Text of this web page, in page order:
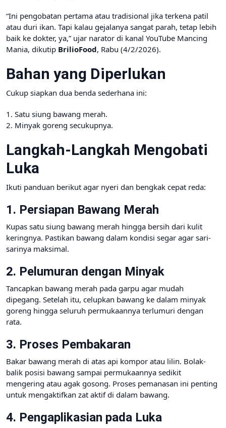
“Ini pengobatan pertama atau tradisional jika terkena patil
atau duri ikan. Tapi kalau gejalanya sangat parah, tetap lebih
baik ke dokter, ya,” ujar narator di kanal YouTube Mancing
Mania, dikutip BrilioFood, Rabu (4/2/2026).
Bahan yang Diperlukan
Cukup siapkan dua benda sederhana ini:
1. Satu siung bawang merah.
2. Minyak goreng secukupnya.
Langkah-Langkah Mengobati
Luka
Ikuti panduan berikut agar nyeri dan bengkak cepat reda:
1. Persiapan Bawang Merah
Kupas satu siung bawang merah hingga bersih dari kulit
keringnya. Pastikan bawang dalam kondisi segar agar sari-
sarinya maksimal.
2. Pelumuran dengan Minyak
Tancapkan bawang merah pada garpu agar mudah
dipegang. Setelah itu, celupkan bawang ke dalam minyak
goreng hingga seluruh permukaannya terlumuri dengan
rata.
3. Proses Pembakaran
Bakar bawang merah di atas api kompor atau lilin. Bolak-
balik posisi bawang sampai permukaannya sedikit
mengering atau agak gosong. Proses pemanasan ini penting
untuk mengaktifkan zat aktif di dalam bawang.
4. Pengaplikasian pada Luka